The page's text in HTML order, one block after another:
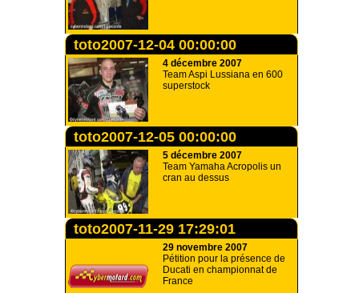
toto2007-12-04 00:00:00
4 décembre 2007
Team Aspi Lussiana en 600
superstock
toto2007-12-05 00:00:00
5 décembre 2007
Team Yamaha Acropolis un
cran au dessus
toto2007-11-29 17:29:01
29 novembre 2007
Pétition pour la présence de
Ducati en championnat de
France